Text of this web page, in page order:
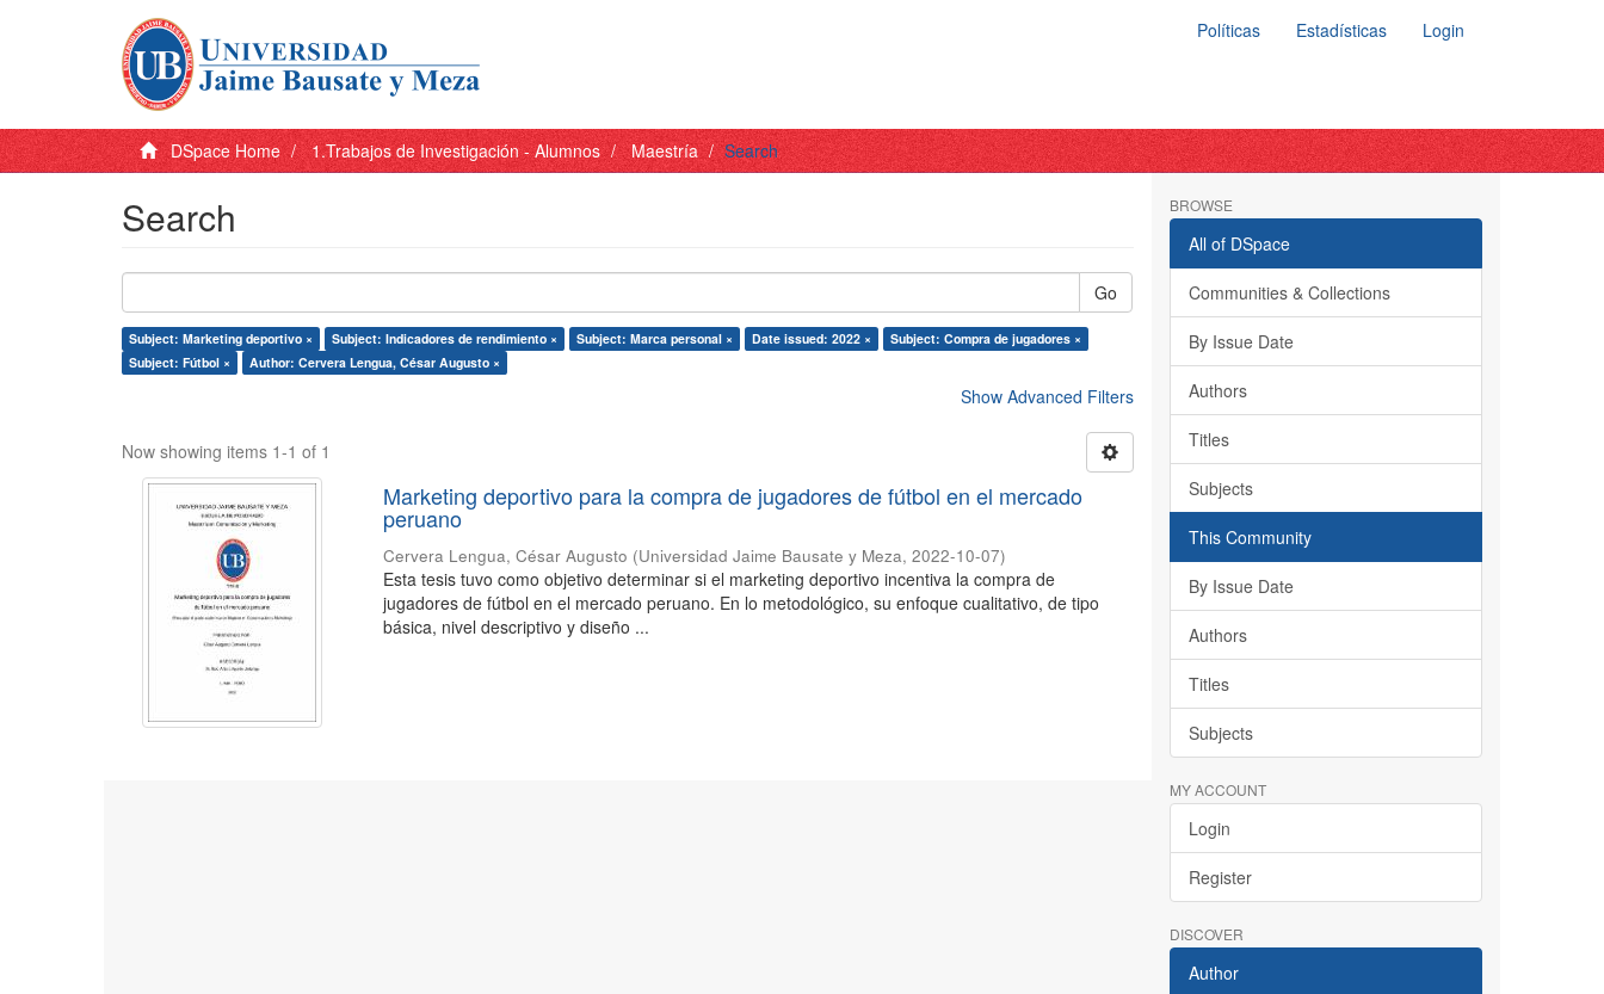
Políticas Estadísticas Login
DSpace Home 1.Trabajos de Investigación - Alumnos Maestría Search
Search
Go
Subject: Marketing deportivo × Subject: Indicadores de rendimiento × Subject: Marca personal × Date issued: 2022 ×
Subject: Compra de jugadores ×
Subject: Fútbol ×
Author: Cervera Lengua, César Augusto ×
Show Advanced Filters
Now showing items 1-1 of 1
Marketing deportivo para la compra de jugadores de fútbol en el mercado
peruano
Cervera Lengua, César Augusto (Universidad Jaime Bausate y Meza,2022-10-07)
Esta tesis tuvo como objetivo determinar si el marketing deportivo incentiva la compra de
jugadores de fútbol en el mercado peruano. En lo metodológico, su enfoque cualitativo, de tipo
básica, nivel descriptivo y diseño ...
BROWSE
All of DSpace
Communities & Collections
By Issue Date
Authors
Titles
Subjects
This Community
By Issue Date
Authors
Titles
Subjects
MY ACCOUNT
Login
Register
DISCOVER
Author